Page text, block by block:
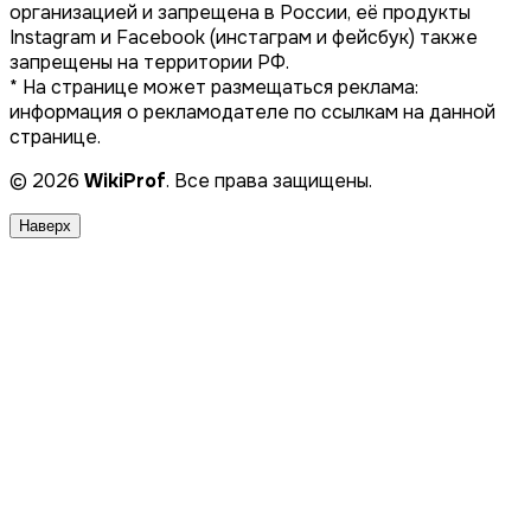
организацией и запрещена в России, её продукты
Instagram и Facebook (инстаграм и фейсбук) также
запрещены на территории РФ.
* На странице может размещаться реклама:
информация о рекламодателе по ссылкам на данной
странице.
© 2026 WikiProf. Все права защищены.
Наверх